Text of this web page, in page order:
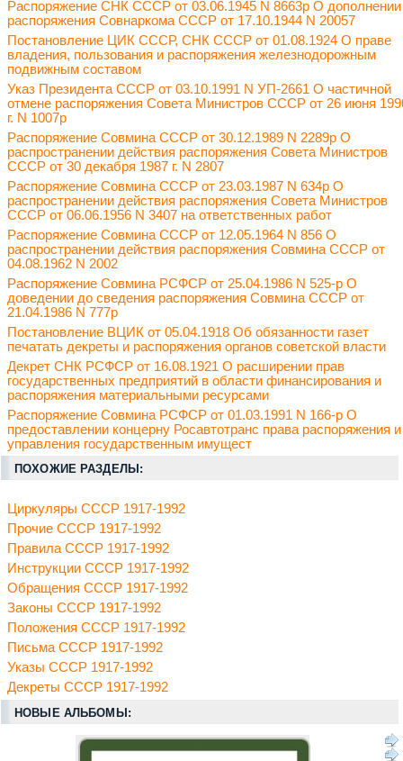
Распоряжение СНК СССР от 03.06.1945 N 8663р О дополнении
распоряжения Совнаркома СССР от 17.10.1944 N 20057
Постановление ЦИК СССР, СНК СССР от 01.08.1924 О праве
владения, пользования и распоряжения железнодорожным
подвижным составом
Указ Президента СССР от 03.10.1991 N УП-2661 О частичной
отмене распоряжения Совета Министров СССР от 26 июня
г. N 1007р
Распоряжение Совмина СССР от 30.12.1989 N 2289р О
распространении действия распоряжения Совета Министров
СССР от 30 декабря 1987 г. N 2807
Распоряжение Совмина СССР от 23.03.1987 N 634р О
распространении действия распоряжения Совета Министров
СССР от 06.06.1956 N 3407 на ответственных работ
Распоряжение Совмина СССР от 12.05.1964 N 856 О
распространении действия распоряжения Совмина СССР от
04.08.1962 N 2002
Распоряжение Совмина РСФСР от 25.04.1986 N 525-р О
доведении до сведения распоряжения Совмина СССР от
21.04.1986 N 777р
Постановление ВЦИК от 05.04.1918 Об обязанности газет
печатать декреты и распоряжения органов советской власти
Декрет СНК РСФСР от 16.08.1921 О расширении прав
государственных предприятий в области финансирования и
распоряжения материальными ресурсами
Распоряжение Совмина РСФСР от 01.03.1991 N 166-р О
предоставлении концерну Росавтотранс права распоряжения и
управления государственным имущест
ПОХОЖИЕ РАЗДЕЛЫ:
Циркуляры СССР 1917-1992
Прочие СССР 1917-1992
Правила СССР 1917-1992
Инструкции СССР 1917-1992
Обращения СССР 1917-1992
Законы СССР 1917-1992
Положения СССР 1917-1992
Письма СССР 1917-1992
Указы СССР 1917-1992
Декреты СССР 1917-1992
НОВЫЕ АЛЬБОМЫ: